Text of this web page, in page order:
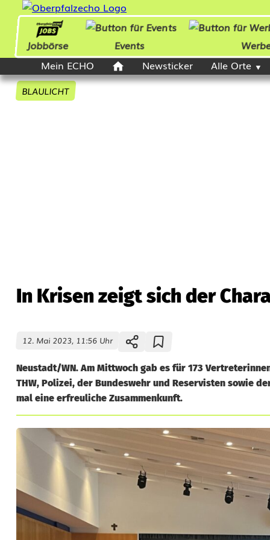
Jobbörse Events
Mein ECHO
Newsticker Alle Orte
BLAULICHT
In Krisen zeigt sich der
12. Mai 2023, 11:56 Uhr
Neustadt/WN. Am Mittwoch gab es für 173
THW, Polizei, der Bundeswehr und Reservisten sowie
mal eine erfreuliche Zusammenkunft.
I
K
r